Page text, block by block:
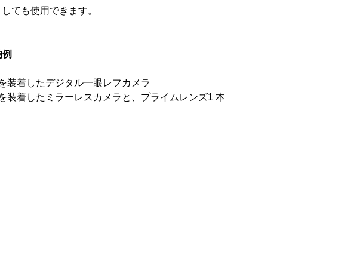
ても使用できます。
装着したデジタル一眼レフカメラ
装着したミラーレスカメラと、プライムレンズ1 本